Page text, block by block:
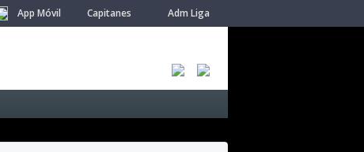
Adm Liga
Capitanes
App Móvil